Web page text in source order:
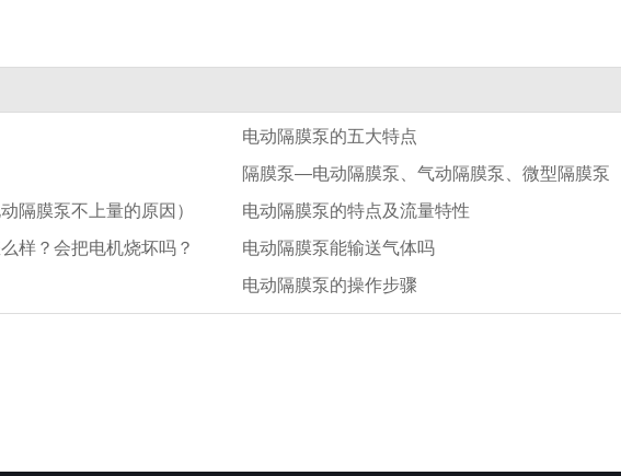
电动隔膜泵的五大特点
隔膜泵—电动隔膜泵、气动隔膜泵、微型隔膜泵
隔膜泵不上量的原因）
电动隔膜泵的特点及流量特性
样？会把电机烧坏吗？
电动隔膜泵能输送气体吗
电动隔膜泵的操作步骤